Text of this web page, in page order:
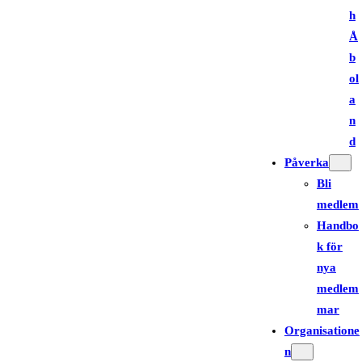
h
Å
b
ol
a
n
d
Påverka
Bli
medlem
Handbo
k för
nya
medlem
mar
Organisatione
n